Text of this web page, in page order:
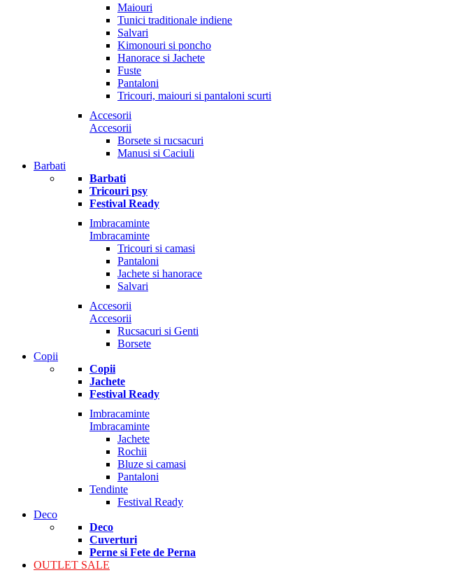
Maiouri
Tunici traditionale indiene
Salvari
Kimonouri si poncho
Hanorace si Jachete
Fuste
Pantaloni
Tricouri, maiouri si pantaloni scurti
Accesorii
Accesorii
Borsete si rucsacuri
Manusi si Caciuli
Barbati
Barbati
Tricouri psy
Festival Ready
Imbracaminte
Imbracaminte
Tricouri si camasi
Pantaloni
Jachete si hanorace
Salvari
Accesorii
Accesorii
Rucsacuri si Genti
Borsete
Copii
Copii
Jachete
Festival Ready
Imbracaminte
Imbracaminte
Jachete
Rochii
Bluze si camasi
Pantaloni
Tendinte
Festival Ready
Deco
Deco
Cuverturi
Perne si Fete de Perna
OUTLET SALE